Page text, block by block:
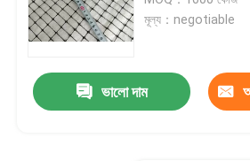
অ্যাকুয়াকালচার নেটিং
শিল্প প্লাস্টিক নেটিং
মূল্য：negotiable
ভালো দাম